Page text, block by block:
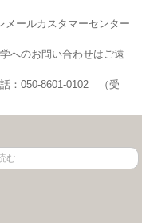
ールカスタマーセンター
へのお問い合わせはご遠
：050-8601-0102 （受
む